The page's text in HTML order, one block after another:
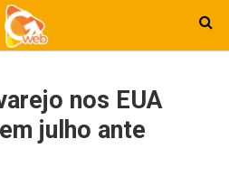
nos EUA
julho ante